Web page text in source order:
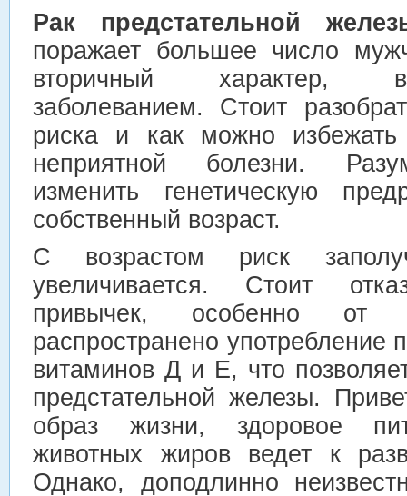
Рак предстательной
поражает большее число
вторичный характер,
заболеванием. Стоит
риска и как можно избежать
неприятной болезни.
изменить генетическую
собственный возраст.
С возрастом риск
увеличивается. Стоит
привычек, особенно от
распространено употребление
витаминов Д и Е, что
предстательной железы.
образ жизни, здоровое
животных жиров ведет к
Однако, доподлинно